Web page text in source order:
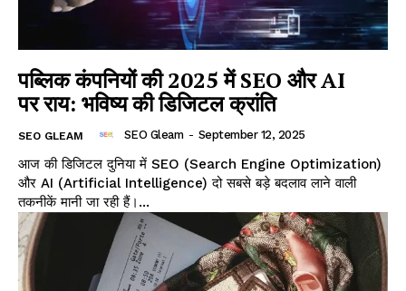
पब्लिक कंपनियों की 2025 में SEO और AI
पर राय: भविष्य की डिजिटल क्रांति
SEO GLEAM SEO Gleam - September 12, 2025
आज की डिजिटल दुनिया में SEO (Search Engine Optimization)
और AI (Artificial Intelligence) दो सबसे बड़े बदलाव लाने वाली
तकनीकें मानी जा रही हैं।...